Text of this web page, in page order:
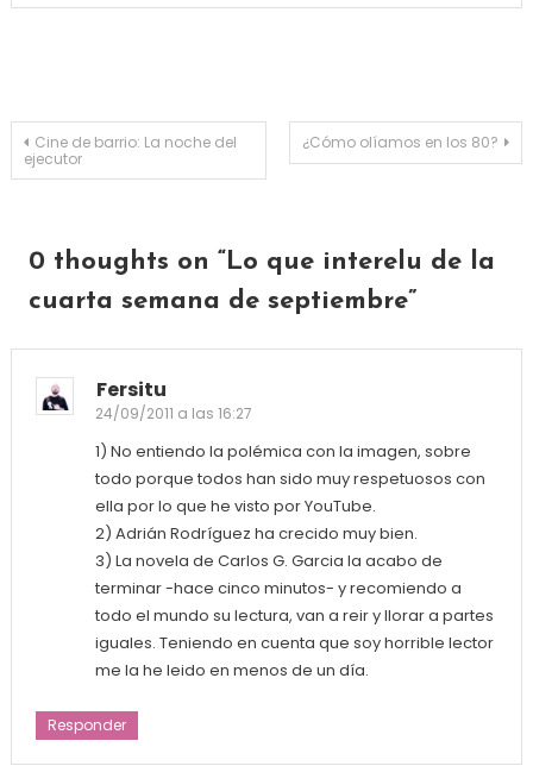
Navegación de entradas
Cine de barrio: La noche del
ejecutor
¿Cómo olíamos en los 80?
0 thoughts on “Lo que interelu de la
cuarta semana de septiembre”
Fersitu
24/09/2011 a las 16:27
1) No entiendo la polémica con la imagen, sobre
todo porque todos han sido muy respetuosos con
ella por lo que he visto por YouTube.
2) Adrián Rodríguez ha crecido muy bien.
3) La novela de Carlos G. Garcia la acabo de
terminar -hace cinco minutos- y recomiendo a
todo el mundo su lectura, van a reir y llorar a partes
iguales. Teniendo en cuenta que soy horrible lector
me la he leido en menos de un día.
Responder